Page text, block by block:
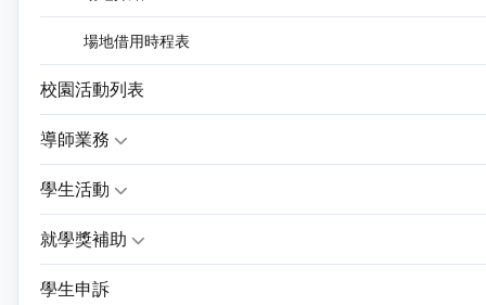
場地借用時程表
校園活動列表
導師業務
學生活動
就學獎補助
學生申訴